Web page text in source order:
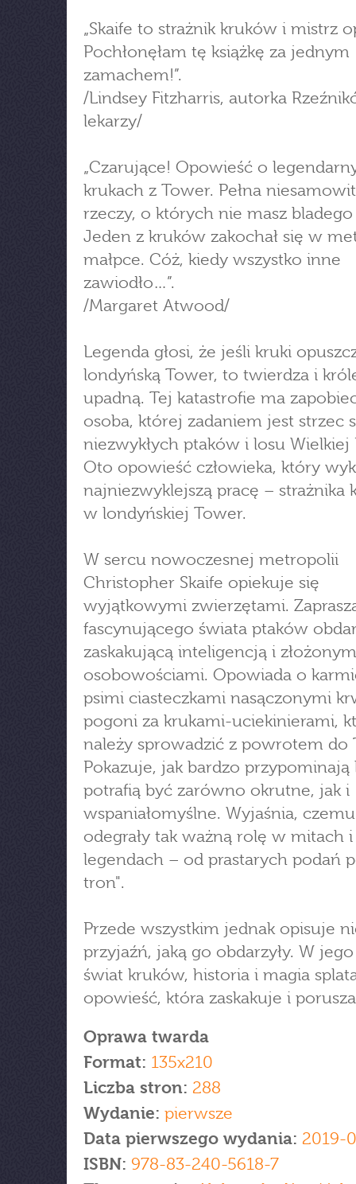
„Skaife to strażnik kruków i mistrz
Pochłonęłam tę książkę za jednym
zamachem!”.
/Lindsey Fitzharris, autorka
lekarzy/
„Czarujące! Opowieść o
krukach z Tower. Pełna
rzeczy, o których nie masz
Jeden z kruków zakochał się w
małpce. Cóż, kiedy wszystko inne
zawiodło…”.
/Margaret Atwood/
Legenda głosi, że jeśli kruki
londyńską Tower, to twierdza i
upadną. Tej katastrofie ma
osoba, której zadaniem jest strzec
niezwykłych ptaków i losu Wielkiej
Oto opowieść człowieka, który
najniezwyklejszą pracę – strażnika
w londyńskiej Tower.
W sercu nowoczesnej metropolii
Christopher Skaife opiekuje się
wyjątkowymi zwierzętami.
fascynującego świata ptaków
zaskakującą inteligencją i
osobowościami. Opowiada o
psimi ciasteczkami nasączonymi
pogoni za krukami-uciekinierami,
należy sprowadzić z powrotem do
Pokazuje, jak bardzo przypominają
potrafią być zarówno okrutne, jak i
wspaniałomyślne. Wyjaśnia, czemu
odegrały tak ważną rolę w mitach i
legendach – od prastarych podań
tron".
Przede wszystkim jednak opisuje
przyjaźń, jaką go obdarzyły. W
świat kruków, historia i magia
opowieść, która zaskakuje i
Oprawa twarda
Format: 135x210
Liczba stron: 288
Wydanie: pierwsze
Data pierwszego wydania: 2019-
ISBN: 978-83-240-5618-7